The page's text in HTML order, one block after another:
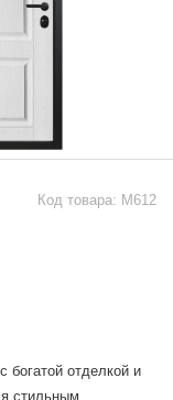
Код товара: М612
богатой отделкой и
стильным